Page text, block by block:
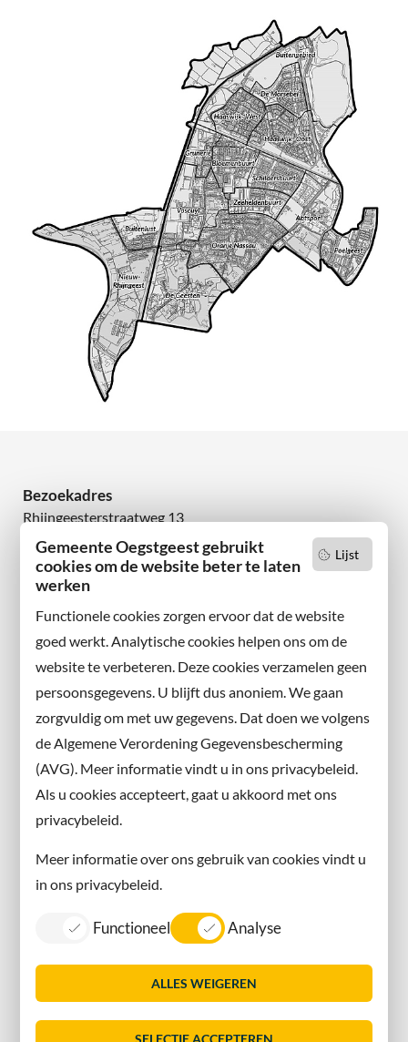
Lijst
Gemeente Oegstgeest gebruikt
cookies om de website beter te laten
werken
Functionele cookies zorgen ervoor dat de website
goed werkt. Analytische cookies helpen ons om de
website te verbeteren. Deze cookies verzamelen geen
persoonsgegevens. U blijft dus anoniem. We gaan
zorgvuldig om met uw gegevens. Dat doen we volgens
de Algemene Verordening Gegevensbescherming
(AVG). Meer informatie vindt u in ons privacybeleid.
Als u cookies accepteert, gaat u akkoord met ons
privacybeleid.
Meer informatie over ons gebruik van cookies vindt u
in ons privacybeleid.
Functioneel Analyse
ALLES WEIGEREN
SELECTIE ACCEPTEREN
Bezoekadres
Rhijngeesterstraatweg 13
2342 AN Oegstgeest
Wilt u niets missen?
en volg ons ook op sociale media.
Facebook
X
Instagram
Contact met de gemeente
Contact
Information in English
Sitemap
Toegankelijkheid